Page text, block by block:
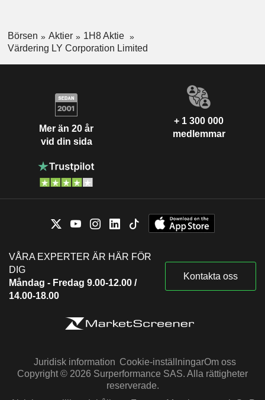
Börsen Aktier
1H8 Aktie
Värdering LY Corporation Limited
Mer än 20 år
vid din sida
+ 1 300 000
medlemmar
VÅRA EXPERTER ÄR HÄR FÖR
DIG
Måndag - Fredag 9.00-12.00 /
14.00-18.00
Kontakta oss
Juridisk information Cookie-inställningarOm oss
Copyright © 2026 Surperformance SAS. Alla rättigheter
reserverade.